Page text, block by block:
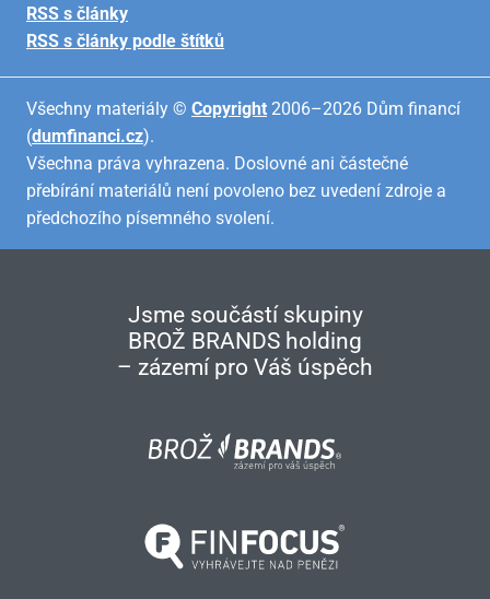
RSS s články
RSS s články podle štítků
Všechny materiály © Copyright 2006–2026 Dům financí
(dumfinanci.cz).
Všechna práva vyhrazena. Doslovné ani částečné
přebírání materiálů není povoleno bez uvedení zdroje a
předchozího písemného svolení.
Jsme součástí skupiny
BROŽ BRANDS holding
– zázemí pro Váš úspěch